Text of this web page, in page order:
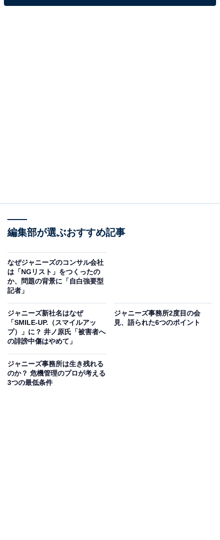
タレントたちの活動がどう変化していくのか、気になっ
サーからの契約見直しです。ニュースでご存じの読者も
多いと思いますが、日本を代表する大企業が次々と旧ジ
所属タレントは莫大な契約料が獲得できる、テレビCM
の仕事がなくなることになります。
それに伴い、企業からのスポンサー料＝CMで成立して
いるテレビ番組は、旧ジャニーズ事務所のタレントを起
用しづらくなっていきます。例えば、とあるドラマに
社」が、旧ジャニーズ事務所のタレントと契約を打ち切
った会社の場合、不具合が生じてしまうわけです。
編集部が選ぶおすすめ記事
なぜジャニーズのコンサル会社
は「NGリスト」をつくったの
か、問題の背景に「自白強要型
記者」
ジャニーズ新社名はなぜ
「SMILE-UP.（スマイルアッ
プ）」に？ 井ノ原氏「被害者へ
の誹謗中傷はやめて」
ジャニーズ事務所2度目の会
見、語られた6つのポイント
ジャニーズ事務所は生き残れる
のか？ 危機管理のプロが考える
3つの最低条件